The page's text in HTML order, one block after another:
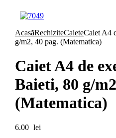
AcasăRechiziteCaieteCaiet A4
g/m2, 40 pag. (Matematica)
Caiet A4 de
Baieti, 80 g/
(Matematica)
6.00 lei